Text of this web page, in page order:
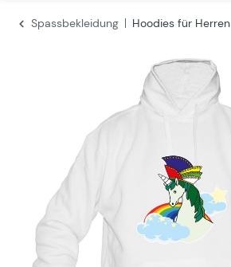
Spassbekleidung
Hoodies für Herren